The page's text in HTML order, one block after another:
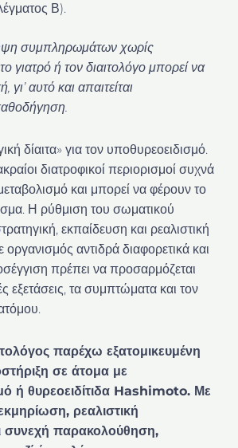
Β).
συμπληρωμάτων χωρίς
γιατρό ή τον διαιτολόγο μπορεί να
γι’ αυτό και απαιτείται
δίαιτα» για τον υποθυρεοειδισμό.
διατροφικοί περιορισμοί συχνά
και μπορεί να φέρουν το
Η ρύθμιση του σωματικού
εκπαίδευση και ρεαλιστική
αντιδρά διαφορετικά και
πρέπει να προσαρμόζεται
εξετάσεις, τα συμπτώματα και τον
παρέχω εξατομικευμένη
σε άτομα με
ή θυρεοειδίτιδα Hashimoto. Με
ρεαλιστική
συνεχή παρακολούθηση,